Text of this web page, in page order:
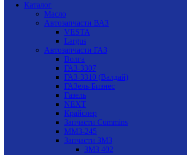
Каталог
Масло
Автозапчасти ВАЗ
VESTA
Largus
Автозапчасти ГАЗ
Волга
ГАЗ-3307
ГАЗ-3310 (Валдай)
ГАЗель-Бизнес
Газель
NEXT
Крайслер
Запчасти Cummins
ММЗ-245
Запчасти ЗМЗ
ЗМЗ 402